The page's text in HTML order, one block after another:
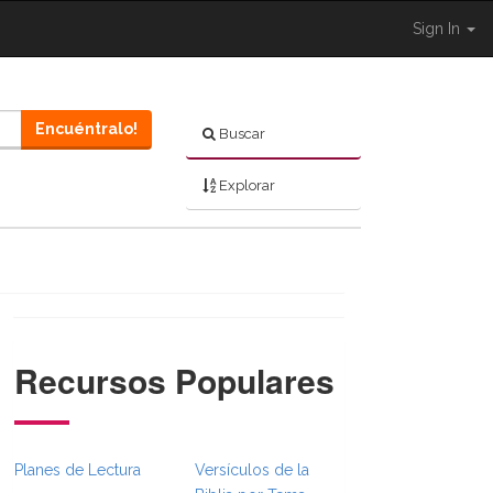
Sign In
Buscar
Explorar
Encuéntralo!
}} }} }}
Recursos Populares
Planes de Lectura
Versículos de la